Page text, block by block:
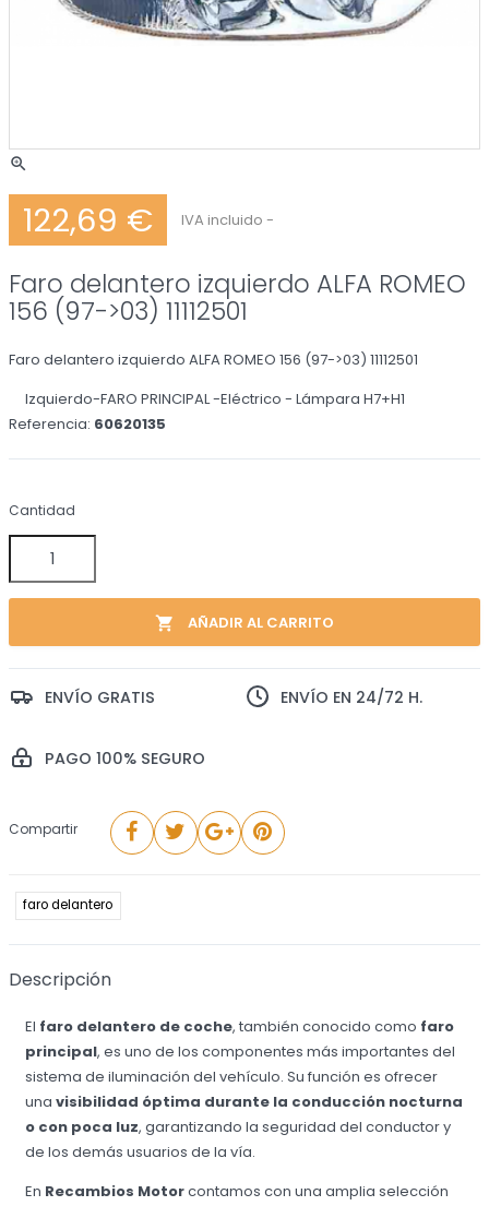
zoom_in
IVA incluido
122,69 €
Faro delantero izquierdo ALFA ROMEO
156 (97->03) 11112501
Faro delantero izquierdo ALFA ROMEO 156 (97->03) 11112501
Izquierdo-FARO PRINCIPAL -Eléctrico - Lámpara H7+H1
Referencia: 60620135
Cantidad
local_grocery_store AÑADIR AL CARRITO
ENVÍO GRATIS ENVÍO EN 24/72 H.
PAGO 100% SEGURO
Compartir
faro delantero
Descripción
El faro delantero de coche, también conocido como faro
principal, es uno de los componentes más importantes del
sistema de iluminación del vehículo. Su función es ofrecer
una visibilidad óptima durante la conducción nocturna
o con poca luz, garantizando la seguridad del conductor y
de los demás usuarios de la vía.
En Recambios Motorcontamos con una amplia selección